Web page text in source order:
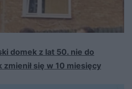
domek z lat 50. nie do
zmienił się w 10 miesięcy